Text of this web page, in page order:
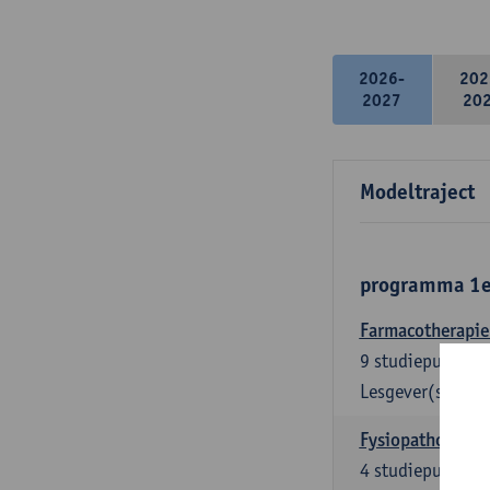
2026-
2027
Modeltraject
programma
9 studiepunten
Lesgever(s):
Fysiopathologie
4 studiepunten